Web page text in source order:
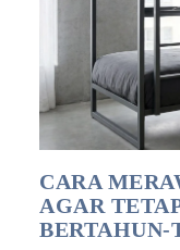
CARA
AGAR
BERTAHUN-